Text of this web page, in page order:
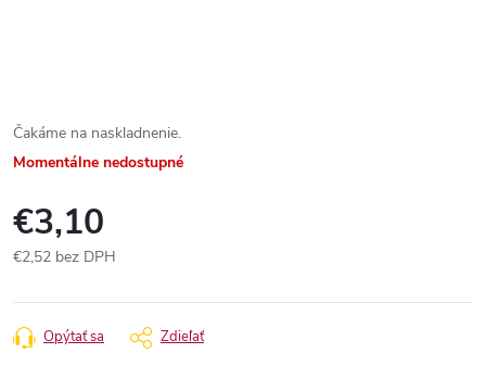
Čakáme na naskladnenie.
Momentálne nedostupné
€3,10
€2,52 bez DPH
cena:
Opýtať sa Zdieľať